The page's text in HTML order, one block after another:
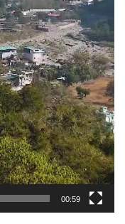
00:59